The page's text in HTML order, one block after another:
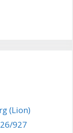
(Lion)
927